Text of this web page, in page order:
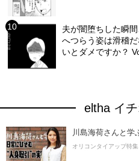
夫が闇堕ちした瞬
へつらう姿は滑稽
いとダメですか？
eltha イ
川島海荷さんと学
オリコンタイアップ特集